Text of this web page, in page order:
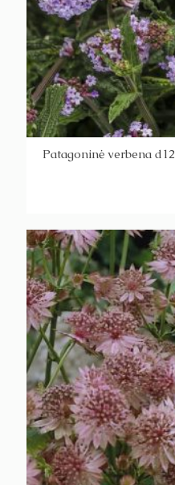
Patagoninė verbena d12